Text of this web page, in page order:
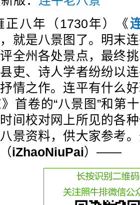
八年（1730年）《
就是八景图了。明末
全州各处景点，最终
吏、诗人学者纷纷以
情之作。连平有什么
首卷的“八景图”和第
间校对网上所见的各
景资料，供大家参考
iZhaoNiuPai）——